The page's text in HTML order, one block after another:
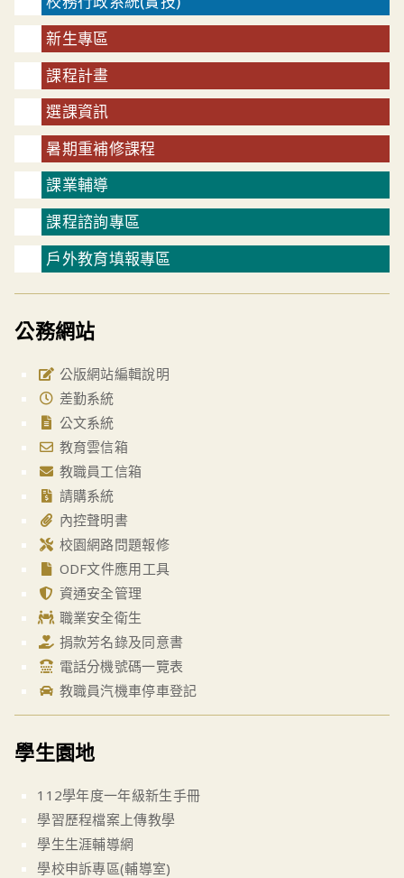
新生專區
課程計畫
選課資訊
暑期重補修課程
課業輔導
課程諮詢專區
戶外教育填報專區
公務網站
公版網站編輯說明
差勤系統
公文系統
教育雲信箱
教職員工信箱
請購系統
內控聲明書
校園網路問題報修
ODF文件應用工具
資通安全管理
職業安全衛生
捐款芳名錄及同意書
電話分機號碼一覽表
教職員汽機車停車登記
學生園地
112學年度一年級新生手冊
學習歷程檔案上傳教學
學生生涯輔導網
學校申訴專區(輔導室)